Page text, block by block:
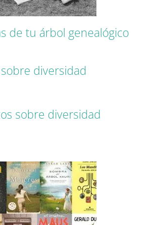
de tu árbol genealógico
sobre diversidad